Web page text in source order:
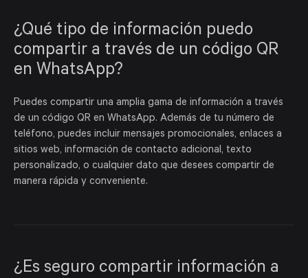
¿Qué tipo de información puedo
compartir a través de un código QR
en WhatsApp?
Puedes compartir una amplia gama de información a través
de un código QR en WhatsApp. Además de tu número de
teléfono, puedes incluir mensajes promocionales, enlaces a
sitios web, información de contacto adicional, texto
personalizado, o cualquier dato que desees compartir de
manera rápida y conveniente.
¿Es seguro compartir información a